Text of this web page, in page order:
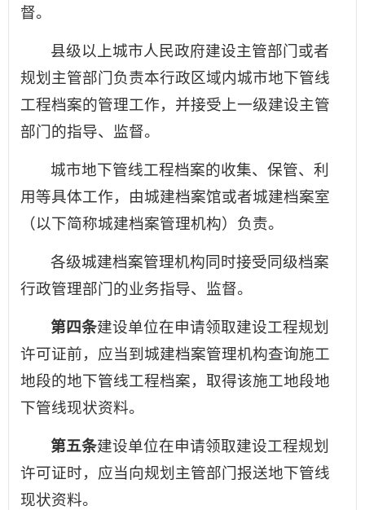
督。
县级以上城市人民政府建设主管部门或者
规划主管部门负责本行政区域内城市地下管线
工程档案的管理工作，并接受上一级建设主管
部门的指导、监督。
城市地下管线工程档案的收集、保管、利
用等具体工作，由城建档案馆或者城建档案室
（以下简称城建档案管理机构）负责。
各级城建档案管理机构同时接受同级档案
行政管理部门的业务指导、监督。
第四条建设单位在申请领取建设工程规划
许可证前，应当到城建档案管理机构查询施工
地段的地下管线工程档案，取得该施工地段地
下管线现状资料。
第五条建设单位在申请领取建设工程规划
许可证时，应当向规划主管部门报送地下管线
现状资料。